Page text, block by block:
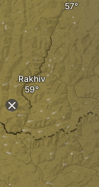
Rakhiv